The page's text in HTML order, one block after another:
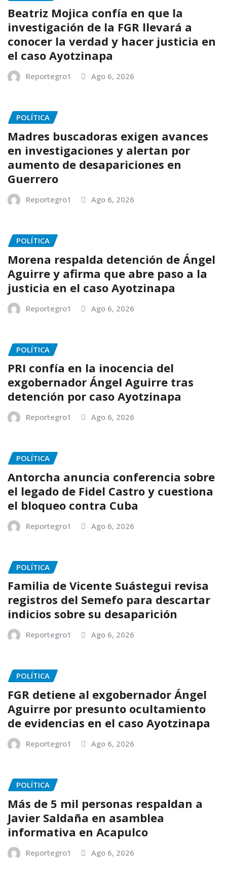
Beatriz Mojica confía en que la
investigación de la FGR llevará a
conocer la verdad y hacer justicia en
el caso Ayotzinapa
Reportegro1 Ago 6, 2026
POLÍTICA
Madres buscadoras exigen avances
en investigaciones y alertan por
aumento de desapariciones en
Guerrero
Reportegro1 Ago 6, 2026
POLÍTICA
Morena respalda detención de Ángel
Aguirre y afirma que abre paso a la
justicia en el caso Ayotzinapa
Reportegro1 Ago 6, 2026
POLÍTICA
PRI confía en la inocencia del
exgobernador Ángel Aguirre tras
detención por caso Ayotzinapa
Reportegro1 Ago 6, 2026
POLÍTICA
Antorcha anuncia conferencia sobre
el legado de Fidel Castro y cuestiona
el bloqueo contra Cuba
Reportegro1 Ago 6, 2026
POLÍTICA
Familia de Vicente Suástegui revisa
registros del Semefo para descartar
indicios sobre su desaparición
Reportegro1 Ago 6, 2026
POLÍTICA
FGR detiene al exgobernador Ángel
Aguirre por presunto ocultamiento
de evidencias en el caso Ayotzinapa
Reportegro1 Ago 6, 2026
POLÍTICA
Más de 5 mil personas respaldan a
Javier Saldaña en asamblea
informativa en Acapulco
Reportegro1 Ago 6, 2026